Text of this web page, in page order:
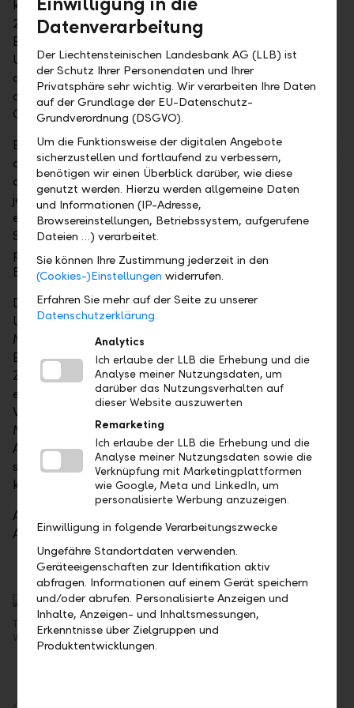
kann. In der Berichtssaison für das letzte Quartal
2017 gaben die rapportierenden Unternehmen eine
Einschätzung in Bezug auf die Entlastung bei den
Unternehmenssteuern: Erwartet wird eine Reduktion
der bezahlten Steuern um ca. minus 20 Prozent und
damit einhergehend ein positiver Einfluss auf die
Gewinnschätzungen von ungefähr plus 10 Prozent.
Einzig einige technische Signale haben sich aufgrund
der jüngsten Beschleunigung der Kursbewegung nach
oben eingetrübt. Das Sentiment im Markt ist positiv,
jedoch nicht euphorisch. Die Bewertungssituation ist
erhöht, aber nicht extrem. Wirken die
Steuererleichterungen wie von den Analysten
prognostiziert, werden höhere Gewinne die
Bewertungen wieder normalisieren.
Dennoch bleibt zu bedenken, dass im aktuellen
Umfeld die Volatilität der Aktienpreise auf einem
Mehrjahrestiefststand angelangt ist. Auch passt die
Entwicklung des US-Dollars nicht zu den
Zinserhöhungen der US-Notenbank. Sollte sich hier
eine Wende abzeichnen, würde eine stärkere US-
Währung für exportorientierte Unternehmen eine
Margenbelastung bedeuten. Der faktisch geräumte
Arbeitsmarkt könnte ebenfalls die Margen belasten,
sollten Arbeitnehmer höhere Löhne durchsetzen
können.
Aufgrund dieser Einschätzung sind wir im US-
Aktienmarkt aktuell vorsichtig engagiert.
Timo Gruber, Senior Portfoliomanager, LLB Asset Management AG,
Vaduz
Datenverarbeitung
Der Liechtensteinischen Landesbank AG (LLB) ist
der Schutz Ihrer Personendaten und Ihrer
Privatsphäre sehr wichtig. Wir verarbeiten Ihre Daten
auf der Grundlage der EU-Datenschutz-
Grundverordnung (DSGVO).
Um die Funktionsweise der digitalen Angebote
sicherzustellen und fortlaufend zu verbessern,
benötigen wir einen Überblick darüber, wie diese
genutzt werden. Hierzu werden allgemeine Daten
und Informationen (IP-Adresse,
Browsereinstellungen, Betriebssystem, aufgerufene
Dateien …) verarbeitet.
Sie können Ihre Zustimmung jederzeit in den
(Cookies-)Einstellungen widerrufen.
Erfahren Sie mehr auf der Seite zu unserer
Datenschutzerklärung.
Analytics
Ich erlaube der LLB die Erhebung und die
Analyse meiner Nutzungsdaten, um
darüber das Nutzungsverhalten auf
dieser Website auszuwerten
Remarketing
Ich erlaube der LLB die Erhebung und die
Analyse meiner Nutzungsdaten sowie die
Verknüpfung mit Marketingplattformen
wie Google, Meta und LinkedIn, um
personalisierte Werbung anzuzeigen.
Einwilligung in folgende Verarbeitungszwecke
Ungefähre Standortdaten verwenden.
Geräteeigenschaften zur Identifikation aktiv
abfragen. Informationen auf einem Gerät speichern
und/oder abrufen. Personalisierte Anzeigen und
Inhalte, Anzeigen- und Inhaltsmessungen,
Erkenntnisse über Zielgruppen und
Produktentwicklungen.